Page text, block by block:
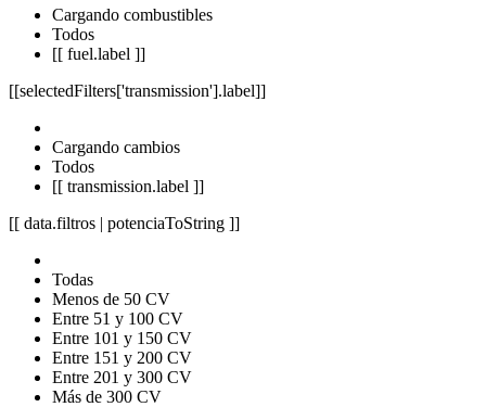
Cargando combustibles
Todos
[[ fuel.label ]]
[[selectedFilters['transmission'].label]]
Cargando cambios
Todos
[[ transmission.label ]]
[[ data.filtros | potenciaToString ]]
Todas
Menos de 50 CV
Entre 51 y 100 CV
Entre 101 y 150 CV
Entre 151 y 200 CV
Entre 201 y 300 CV
Más de 300 CV